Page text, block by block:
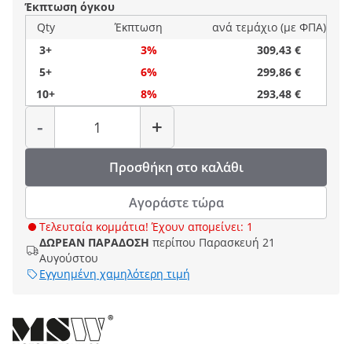
Έκπτωση όγκου
Qty
Έκπτωση
ανά τεμάχιο (με ΦΠΑ)
3+
3%
309,43 €
5+
6%
299,86 €
10+
8% 293,48 €
-
Ποσότητα
+
Προσθήκη στο καλάθι
Αγοράστε τώρα
Τελευταία κομμάτια! Έχουν απομείνει: 1
ΔΩΡΕΑΝ ΠΑΡΑΔΟΣΗ περίπου Παρασκευή 21
Αυγούστου
Εγγυημένη χαμηλότερη τιμή